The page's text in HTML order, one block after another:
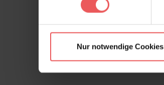
Nur notwendige Cookies